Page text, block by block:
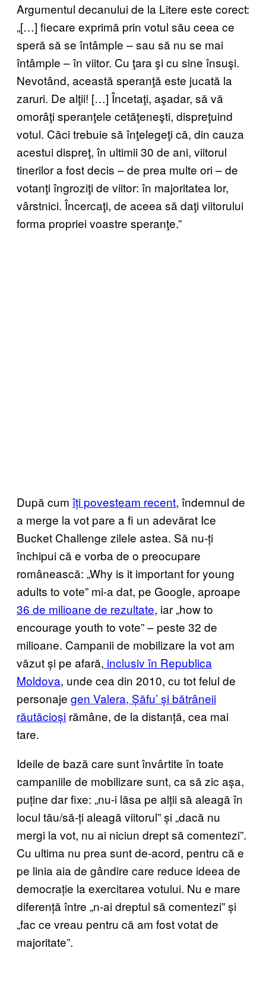
Argumentul decanului de la Litere este corect:
„[…] fiecare exprimă prin votul său ceea ce
speră să se întâmple – sau să nu se mai
întâmple – în viitor. Cu ţara şi cu sine însuşi.
Nevotând, această speranţă este jucată la
zaruri. De alţii! […] Încetaţi, aşadar, să vă
omorâţi speranţele cetăţeneşti, dispreţuind
votul. Căci trebuie să înţelegeţi că, din cauza
acestui dispreţ, în ultimii 30 de ani, viitorul
tinerilor a fost decis – de prea multe ori – de
votanţi îngroziţi de viitor: în majoritatea lor,
vârstnici. Încercaţi, de aceea să daţi viitorului
forma propriei voastre speranţe.”
După cum îți povesteam recent, îndemnul de
a merge la vot pare a fi un adevărat Ice
Bucket Challenge zilele astea. Să nu-ți
închipui că e vorba de o preocupare
românească: „Why is it important for young
adults to vote” mi-a dat, pe Google, aproape
36 de milioane de rezultate, iar „how to
encourage youth to vote” – peste 32 de
milioane. Campanii de mobilizare la vot am
văzut și pe afară, inclusiv în Republica
Moldova, unde cea din 2010, cu tot felul de
personaje gen Valera, Șăfu’ și bătrâneii
răutăcioși rămâne, de la distanță, cea mai
tare.
Ideile de bază care sunt învârtite în toate
campaniile de mobilizare sunt, ca să zic așa,
puține dar fixe: „nu-i lăsa pe alții să aleagă în
locul tău/să-ți aleagă viitorul” și „dacă nu
mergi la vot, nu ai niciun drept să comentezi”.
Cu ultima nu prea sunt de-acord, pentru că e
pe linia aia de gândire care reduce ideea de
democrație la exercitarea votului. Nu e mare
diferență între „n-ai dreptul să comentezi” și
„fac ce vreau pentru că am fost votat de
majoritate”.